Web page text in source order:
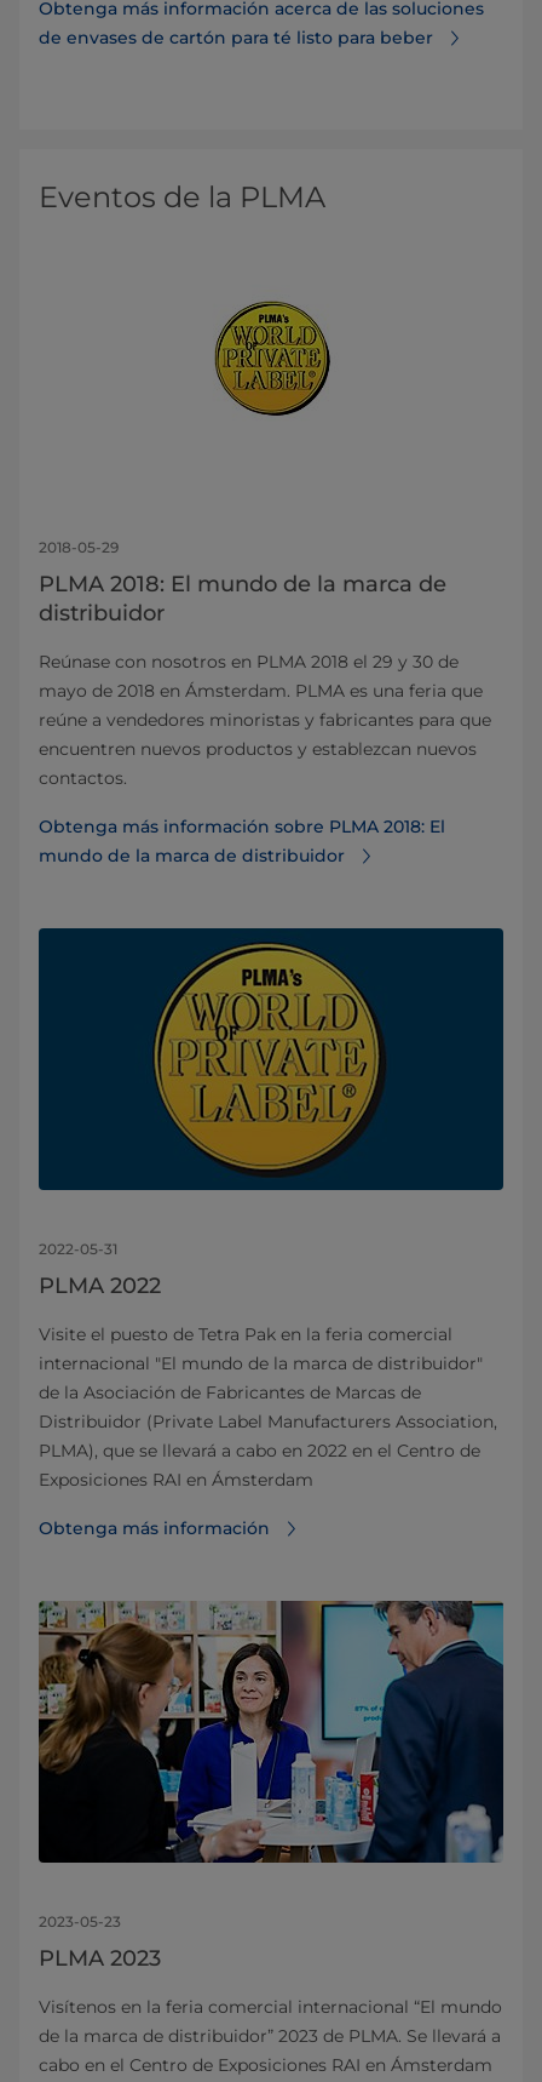
Obtenga más información acerca de las soluciones
de envases de cartón para té listo para beber
Eventos de la PLMA
2018-05-29
PLMA 2018: El mundo de la marca de
distribuidor
Reúnase con nosotros en PLMA 2018 el 29 y 30 de
mayo de 2018 en Ámsterdam. PLMA es una feria que
reúne a vendedores minoristas y fabricantes para que
encuentren nuevos productos y establezcan nuevos
contactos.
Obtenga más información sobre PLMA 2018: El
mundo de la marca de distribuidor
2022-05-31
PLMA 2022
Visite el puesto de Tetra Pak en la feria comercial
internacional "El mundo de la marca de distribuidor"
de la Asociación de Fabricantes de Marcas de
Distribuidor (Private Label Manufacturers Association,
PLMA), que se llevará a cabo en 2022 en el Centro de
Exposiciones RAI en Ámsterdam
Obtenga más información
2023-05-23
PLMA 2023
Visítenos en la feria comercial internacional “El mundo
de la marca de distribuidor” 2023 de PLMA. Se llevará a
cabo en el Centro de Exposiciones RAI en Ámsterdam